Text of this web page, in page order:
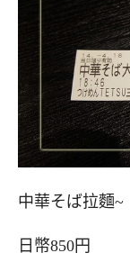
中華そば拉麵~
日幣850円